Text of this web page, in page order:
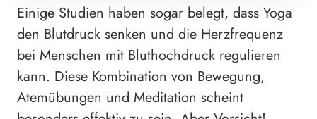
Einige Studien haben sogar belegt, dass Yoga
den Blutdruck senken und die Herzfrequenz
bei Menschen mit Bluthochdruck regulieren
kann. Diese Kombination von Bewegung,
Atemübungen und Meditation scheint